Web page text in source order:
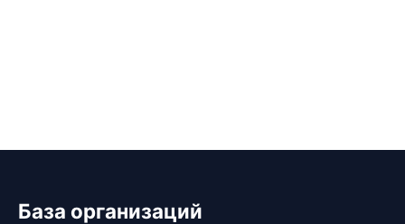
База организаций